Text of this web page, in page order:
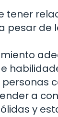
tener
pesar de
a
y